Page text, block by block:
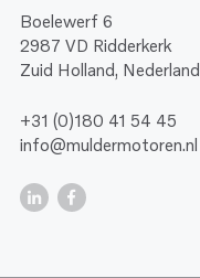
Boelewerf 6
2987 VD Ridderkerk
Zuid Holland, Nederland
+31 (0)180 41 54 45
info@muldermotoren.nl